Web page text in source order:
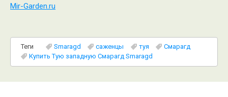
Mir-Garden.ru
Теги Smaragd саженцы туя
Смарагд
Купить Тую западную Смарагд Smaragd